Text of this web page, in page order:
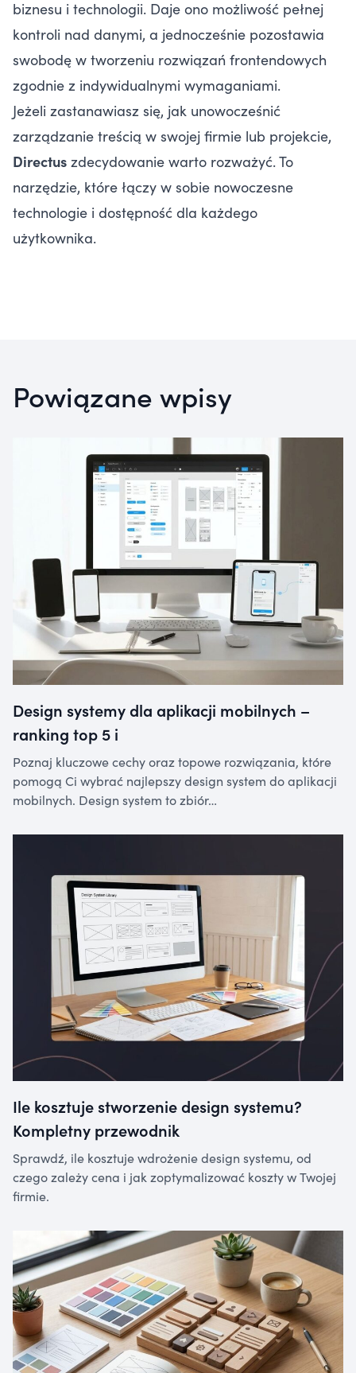
biznesu i technologii. Daje ono możliwość pełnej
kontroli nad danymi, a jednocześnie pozostawia
swobodę w tworzeniu rozwiązań frontendowych
zgodnie z indywidualnymi wymaganiami.
Jeżeli zastanawiasz się, jak unowocześnić
zarządzanie treścią w swojej firmie lub projekcie,
Directus zdecydowanie warto rozważyć. To
narzędzie, które łączy w sobie nowoczesne
technologie i dostępność dla każdego
użytkownika.
Powiązane wpisy
Design systemy dla aplikacji mobilnych –
ranking top 5 i
Poznaj kluczowe cechy oraz topowe rozwiązania, które
pomogą Ci wybrać najlepszy design system do aplikacji
mobilnych. Design system to zbiór…
Ile kosztuje stworzenie design systemu?
Kompletny przewodnik
Sprawdź, ile kosztuje wdrożenie design systemu, od
czego zależy cena i jak zoptymalizować koszty w Twojej
firmie.